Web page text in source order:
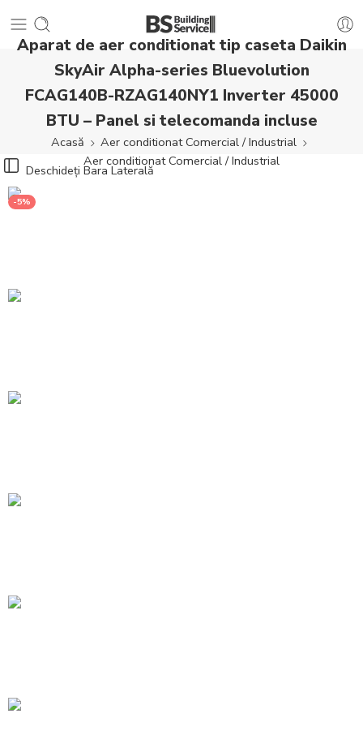
Aparat de aer conditionat tip caseta Daikin
SkyAir Alpha-series Bluevolution
FCAG140B-RZAG140NY1 Inverter 45000
BTU – Panel si telecomanda incluse
Acasă
Aer conditionat Comercial / Industrial
Aer conditionat Comercial / Industrial
Deschideți Bara Laterală
-5%